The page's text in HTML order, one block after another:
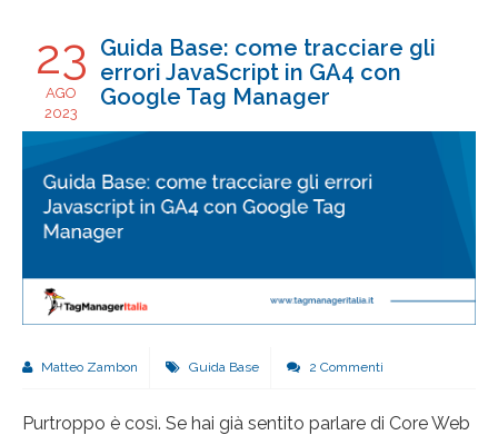
23
AGO
2023
Guida Base: come tracciare gli
errori JavaScript in GA4 con
Google Tag Manager
Matteo Zambon Guida Base 2 Commenti
Purtroppo è così. Se hai già sentito parlare di Core Web